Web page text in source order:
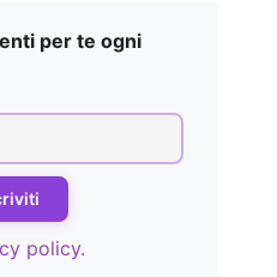
per te ogni
policy.